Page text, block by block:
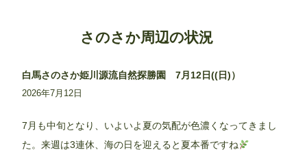
さのさか周辺の状況
白馬さのさか姫川源流自然探勝園 7月12日((日)）
2026年7月12日
7月も中旬となり、いよいよ夏の気配が色濃くなってきまし
た。来週は3連休、海の日を迎えると夏本番ですね